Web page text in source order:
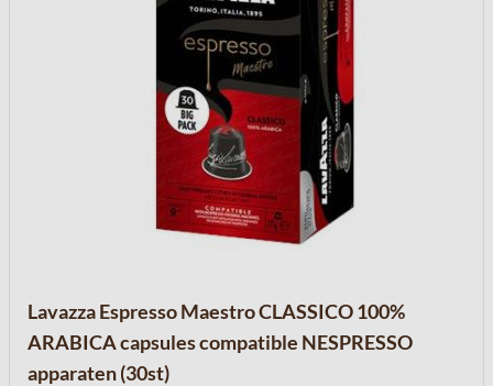
Lavazza Espresso Maestro CLASSICO 100%
ARABICA capsules compatible NESPRESSO
apparaten (30st)